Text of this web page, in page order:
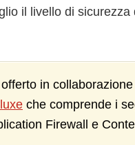
il livello di sicurezza
in collaborazione
che comprende i
Firewall e